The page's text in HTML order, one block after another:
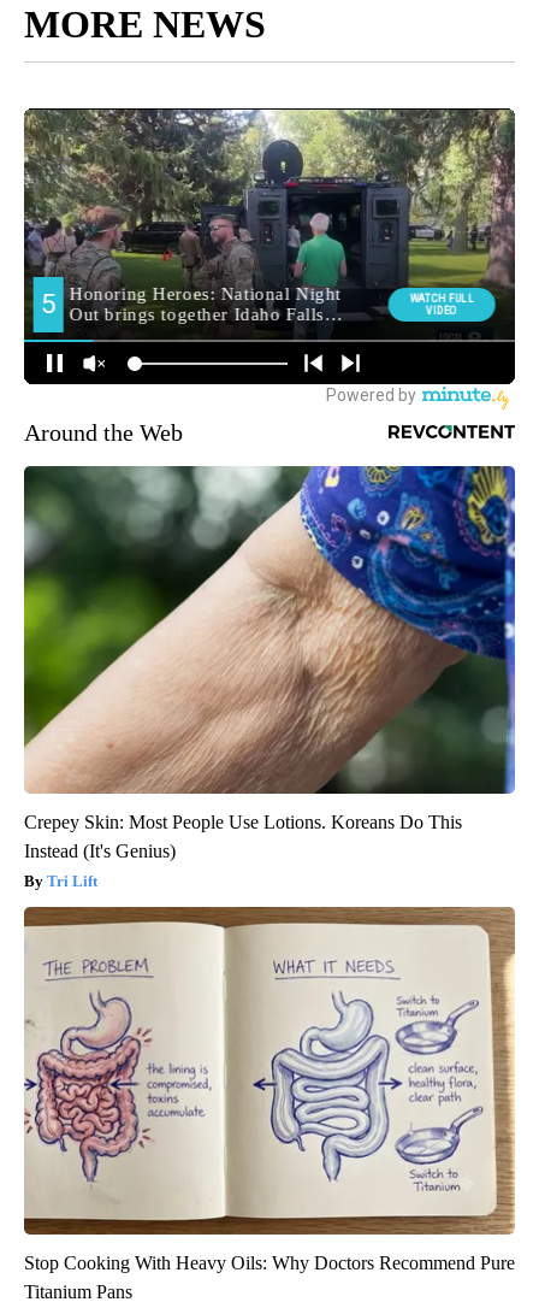
MORE NEWS
Around the Web
Crepey Skin: Most People Use Lotions. Koreans Do This
Instead (It's Genius)
Tri Lift
Stop Cooking With Heavy Oils: Why Doctors Recommend Pure
Titanium Pans